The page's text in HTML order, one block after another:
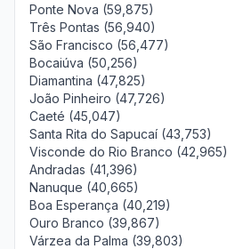
Ponte Nova (59,875)
Três Pontas (56,940)
São Francisco (56,477)
Bocaiúva (50,256)
Diamantina (47,825)
João Pinheiro (47,726)
Caeté (45,047)
Santa Rita do Sapucaí (43,753)
Visconde do Rio Branco (42,965)
Andradas (41,396)
Nanuque (40,665)
Boa Esperança (40,219)
Ouro Branco (39,867)
Várzea da Palma (39,803)